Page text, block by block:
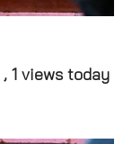
, 1 views today